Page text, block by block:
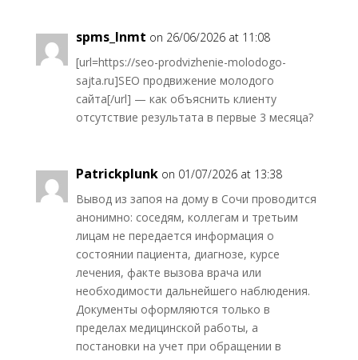
spms_lnmt on 26/06/2026 at 11:08
[url=https://seo-prodvizhenie-molodogo-
sajta.ru]SEO продвижение молодого
сайта[/url] — как объяснить клиенту
отсутствие результата в первые 3 месяца?
Patrickplunk on 01/07/2026 at 13:38
Вывод из запоя на дому в Сочи проводится
анонимно: соседям, коллегам и третьим
лицам не передается информация о
состоянии пациента, диагнозе, курсе
лечения, факте вызова врача или
необходимости дальнейшего наблюдения.
Документы оформляются только в
пределах медицинской работы, а
постановки на учет при обращении в